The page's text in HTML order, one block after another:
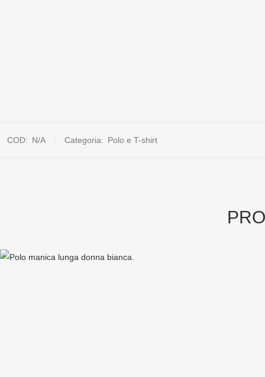
COD: N/A Categoria: Polo e T-shirt